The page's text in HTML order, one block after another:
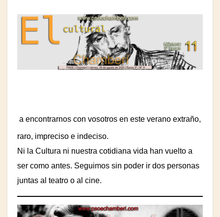
a encontrarnos con vosotros en este verano extraño,
raro, impreciso e indeciso.
Ni la Cultura ni nuestra cotidiana vida han vuelto a
ser como antes. Seguimos sin poder ir dos personas
juntas al teatro o al cine.